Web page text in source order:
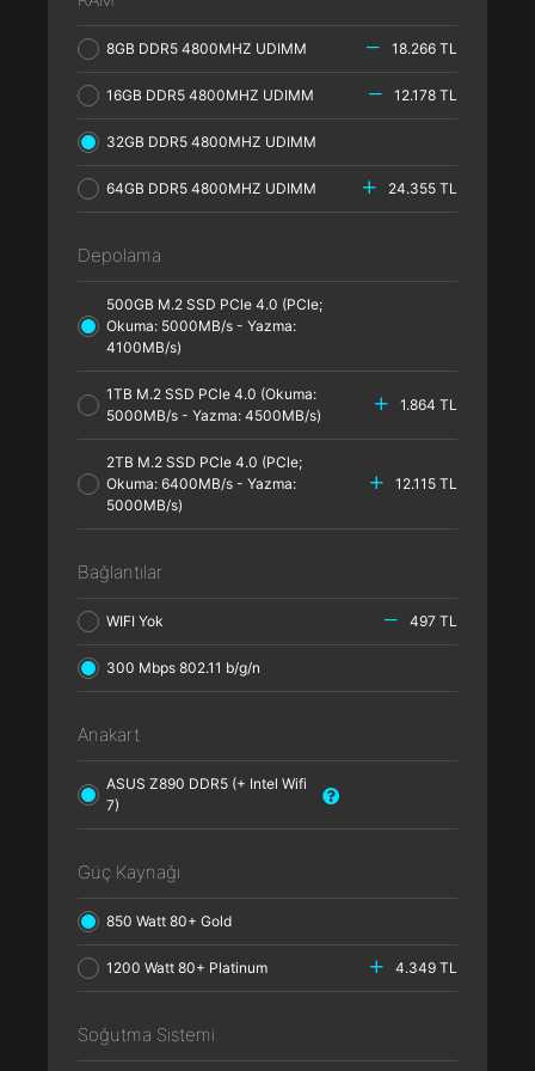
8GB DDR5 4800MHZ UDIMM 18.266 TL
16GB DDR5 4800MHZ UDIMM 12.178 TL
32GB DDR5 4800MHZ UDIMM
64GB DDR5 4800MHZ UDIMM 24.355 TL
Depolama
500GB M.2 SSD PCle 4.0 (PCle;
Okuma: 5000MB/s - Yazma:
4100MB/s)
1TB M.2 SSD PCle 4.0 (Okuma:
5000MB/s - Yazma: 4500MB/s)
1.864 TL
2TB M.2 SSD PCle 4.0 (PCle;
Okuma: 6400MB/s - Yazma:
5000MB/s)
12.115 TL
Bağlantılar
WIFI Yok 497 TL
300 Mbps 802.11 b/g/n
Anakart
ASUS Z890 DDR5 (+ Intel Wifi
7)
Güç Kaynağı
850 Watt 80+ Gold
1200 Watt 80+ Platinum 4.349 TL
Soğutma Sistemi